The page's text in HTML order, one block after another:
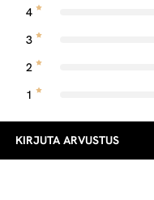
4
3
2
1
KIRJUTA ARVUSTUS